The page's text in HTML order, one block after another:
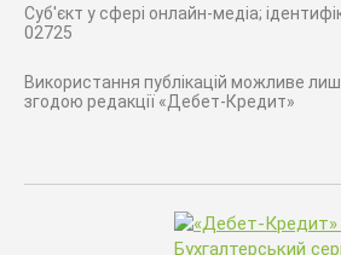
Суб'єкт у сфері онлайн-медіа;
02725
Використання публікацій можливе
згодою редакції «Дебет-Кредит»